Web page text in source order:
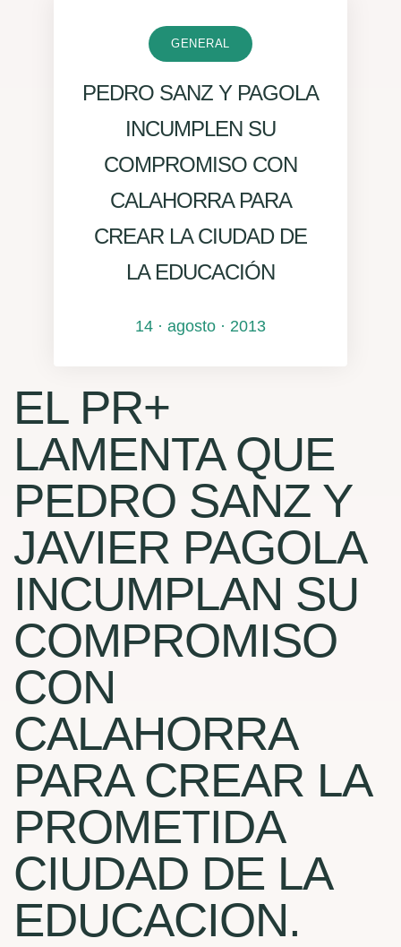
GENERAL
PEDRO SANZ Y PAGOLA
INCUMPLEN SU
COMPROMISO CON
CALAHORRA PARA
CREAR LA CIUDAD DE
LA EDUCACIÓN
14 · agosto · 2013
EL PR+
LAMENTA QUE
PEDRO SANZ Y
JAVIER PAGOLA
INCUMPLAN SU
COMPROMISO
CON
CALAHORRA
PARA CREAR LA
PROMETIDA
CIUDAD DE LA
EDUCACION.